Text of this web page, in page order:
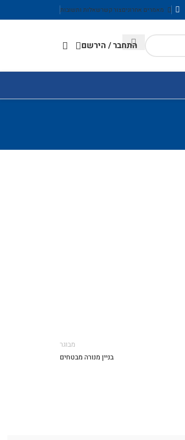
מאמרים אחרוניםצור קשרשאלות ותשובות
התחבר / הירשם
מבוגר
בניין מנורה מבטחים